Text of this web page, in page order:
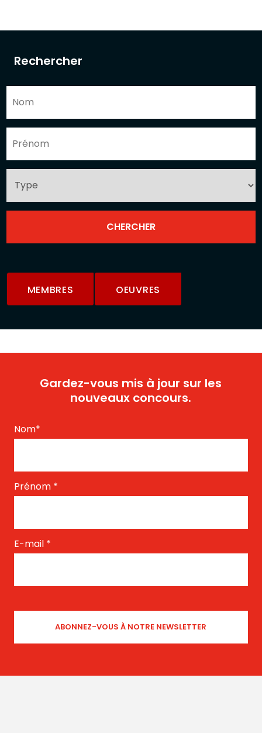
Rechercher
MEMBRES OEUVRES
Gardez-vous mis à jour sur les
nouveaux concours.
Nom*
Prénom *
E-mail *